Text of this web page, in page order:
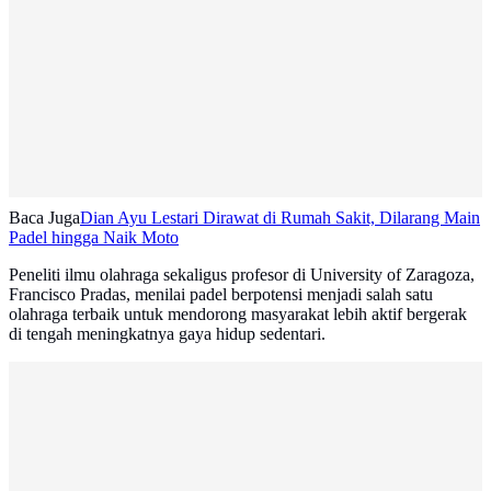
Baca JugaDian Ayu Lestari Dirawat di Rumah Sakit, Dilarang Main
Padel hingga Naik Moto
Peneliti ilmu olahraga sekaligus profesor di University of Zaragoza,
Francisco Pradas, menilai padel berpotensi menjadi salah satu
olahraga terbaik untuk mendorong masyarakat lebih aktif bergerak
di tengah meningkatnya gaya hidup sedentari.